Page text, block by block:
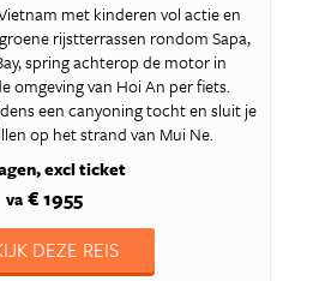
met kinderen vol actie en
rijstterrassen rondom Sapa,
spring achterop de motor in
omgeving van Hoi An per fiets.
een canyoning tocht en sluit je
op het strand van Mui Ne.
excl ticket
va € 1955
DEZE REIS